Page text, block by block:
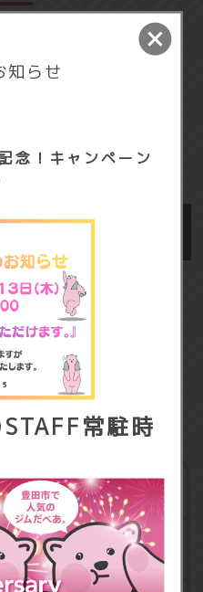
分→半額‼✨
用はできません。
ン実施中！
キャンペーンは過去
をご利用頂いていた
おります。
またお会いできる日
ペーンに加えて
分→半額‼✨
用はできません。
シン
シン
知らせ
念！キャンペーン
常駐時